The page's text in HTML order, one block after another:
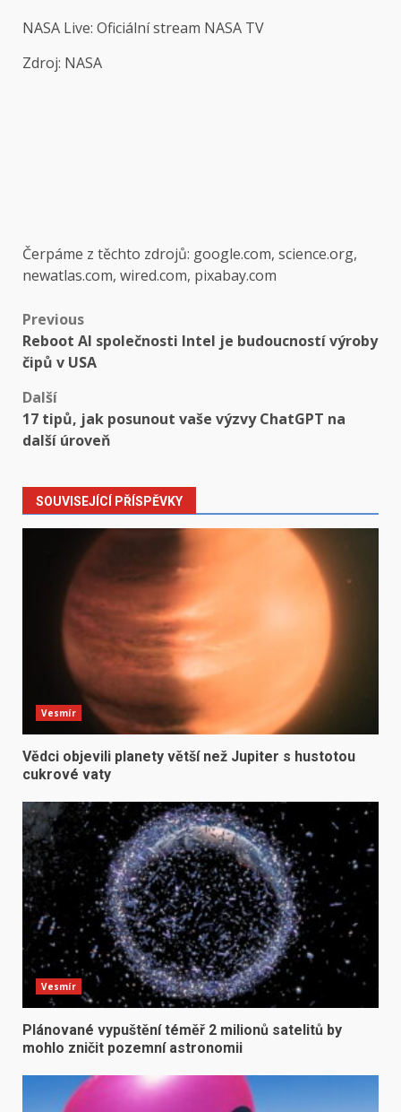
NASA Live: Oficiální stream NASA TV
Zdroj: NASA
Čerpáme z těchto zdrojů: google.com, science.org,
newatlas.com, wired.com, pixabay.com
Post
navigation
Previous
Reboot AI společnosti Intel je budoucností výroby
čipů v USA
Další
17 tipů, jak posunout vaše výzvy ChatGPT na
další úroveň
SOUVISEJÍCÍ PŘÍSPĚVKY
Vesmír
Vědci objevili planety větší než Jupiter s hustotou
cukrové vaty
Vesmír
Plánované vypuštění téměř 2 milionů satelitů by
mohlo zničit pozemní astronomii